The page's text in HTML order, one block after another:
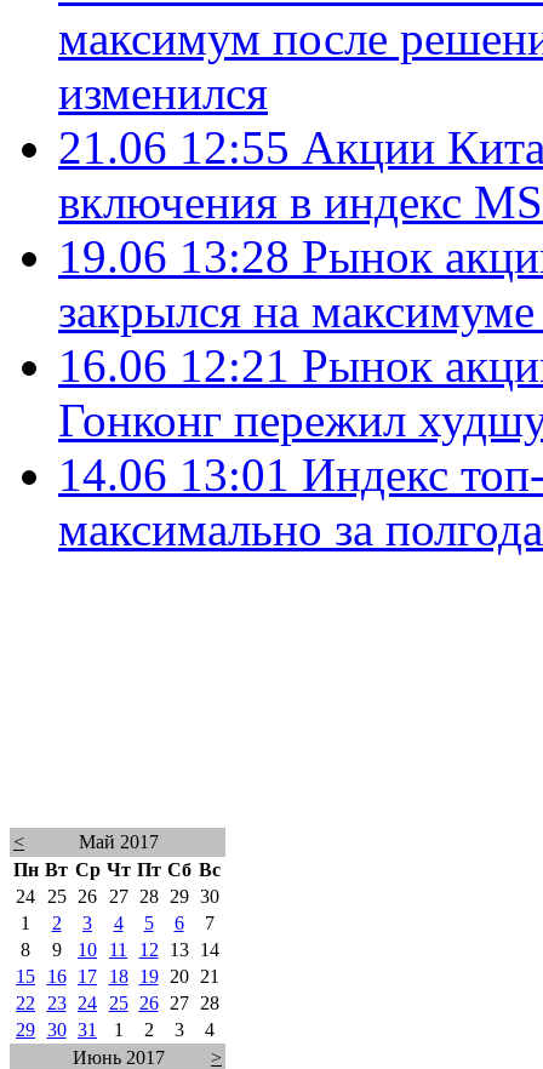
максимум после
изменился
21.06 12:55 Акции
включения в индекс
19.06 13:28 Рынок
закрылся на
16.06 12:21 Рынок
Гонконг пережил
14.06 13:01 Индекс
максимально за полгода
<
Май 2017
Пн Вт Ср Чт Пт Сб Вс
24
25 26 27 28 29 30
1
2 3 4 5 6
7
8
9 10 11 12 13
14
15
16 17 18 19 20
21
22
23 24 25 26 27
28
29 30 31 1 2 3
4
Июнь 2017
>